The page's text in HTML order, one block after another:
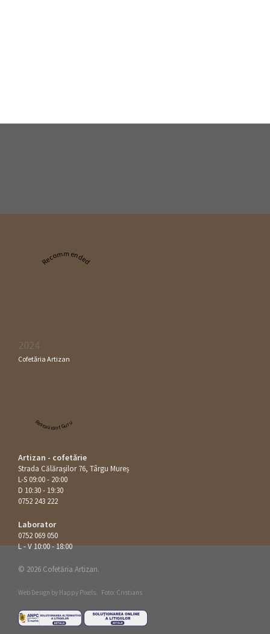
Recommended
2024
Cofetăria Artizan
Restaurant Guru
Artizan - cofetărie
Strada Călăraşilor 76, Târgu Mureș
L-S 09:00 - 20:00
D 10:30 - 19:30
0752 243 222
Laborator
0752 069 050
L - V 10:00 - 18:00
© 2026 Cofetăria Artizan.
Web Design by Happy Pixels. Foto: Cristians